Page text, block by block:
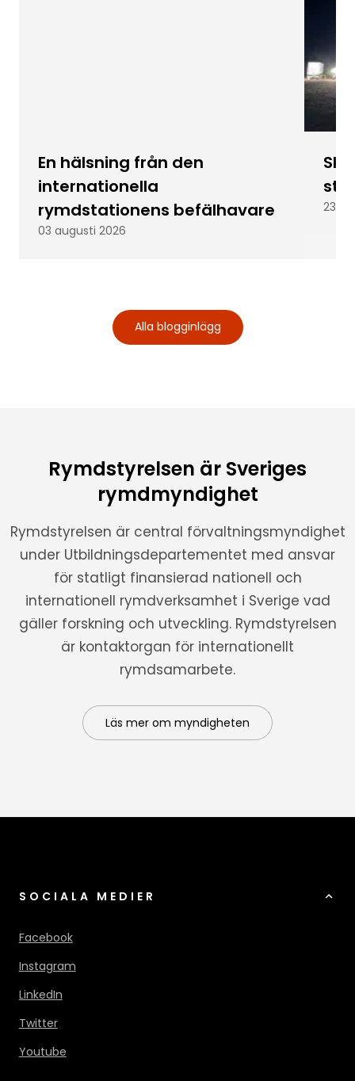
En hälsning från den
internationella
rymdstationens befälhavare
03 augusti 2026
23
Alla blogginlägg
Rymdstyrelsen är Sveriges
rymdmyndighet
Rymdstyrelsen är central förvaltningsmyndighet
under Utbildningsdepartementet med ansvar
för statligt finansierad nationell och
internationell rymdverksamhet i Sverige vad
gäller forskning och utveckling. Rymdstyrelsen
är kontaktorgan för internationellt
rymdsamarbete.
Läs mer om myndigheten
SOCIALA MEDIER
Facebook
Instagram
LinkedIn
Twitter
Youtube